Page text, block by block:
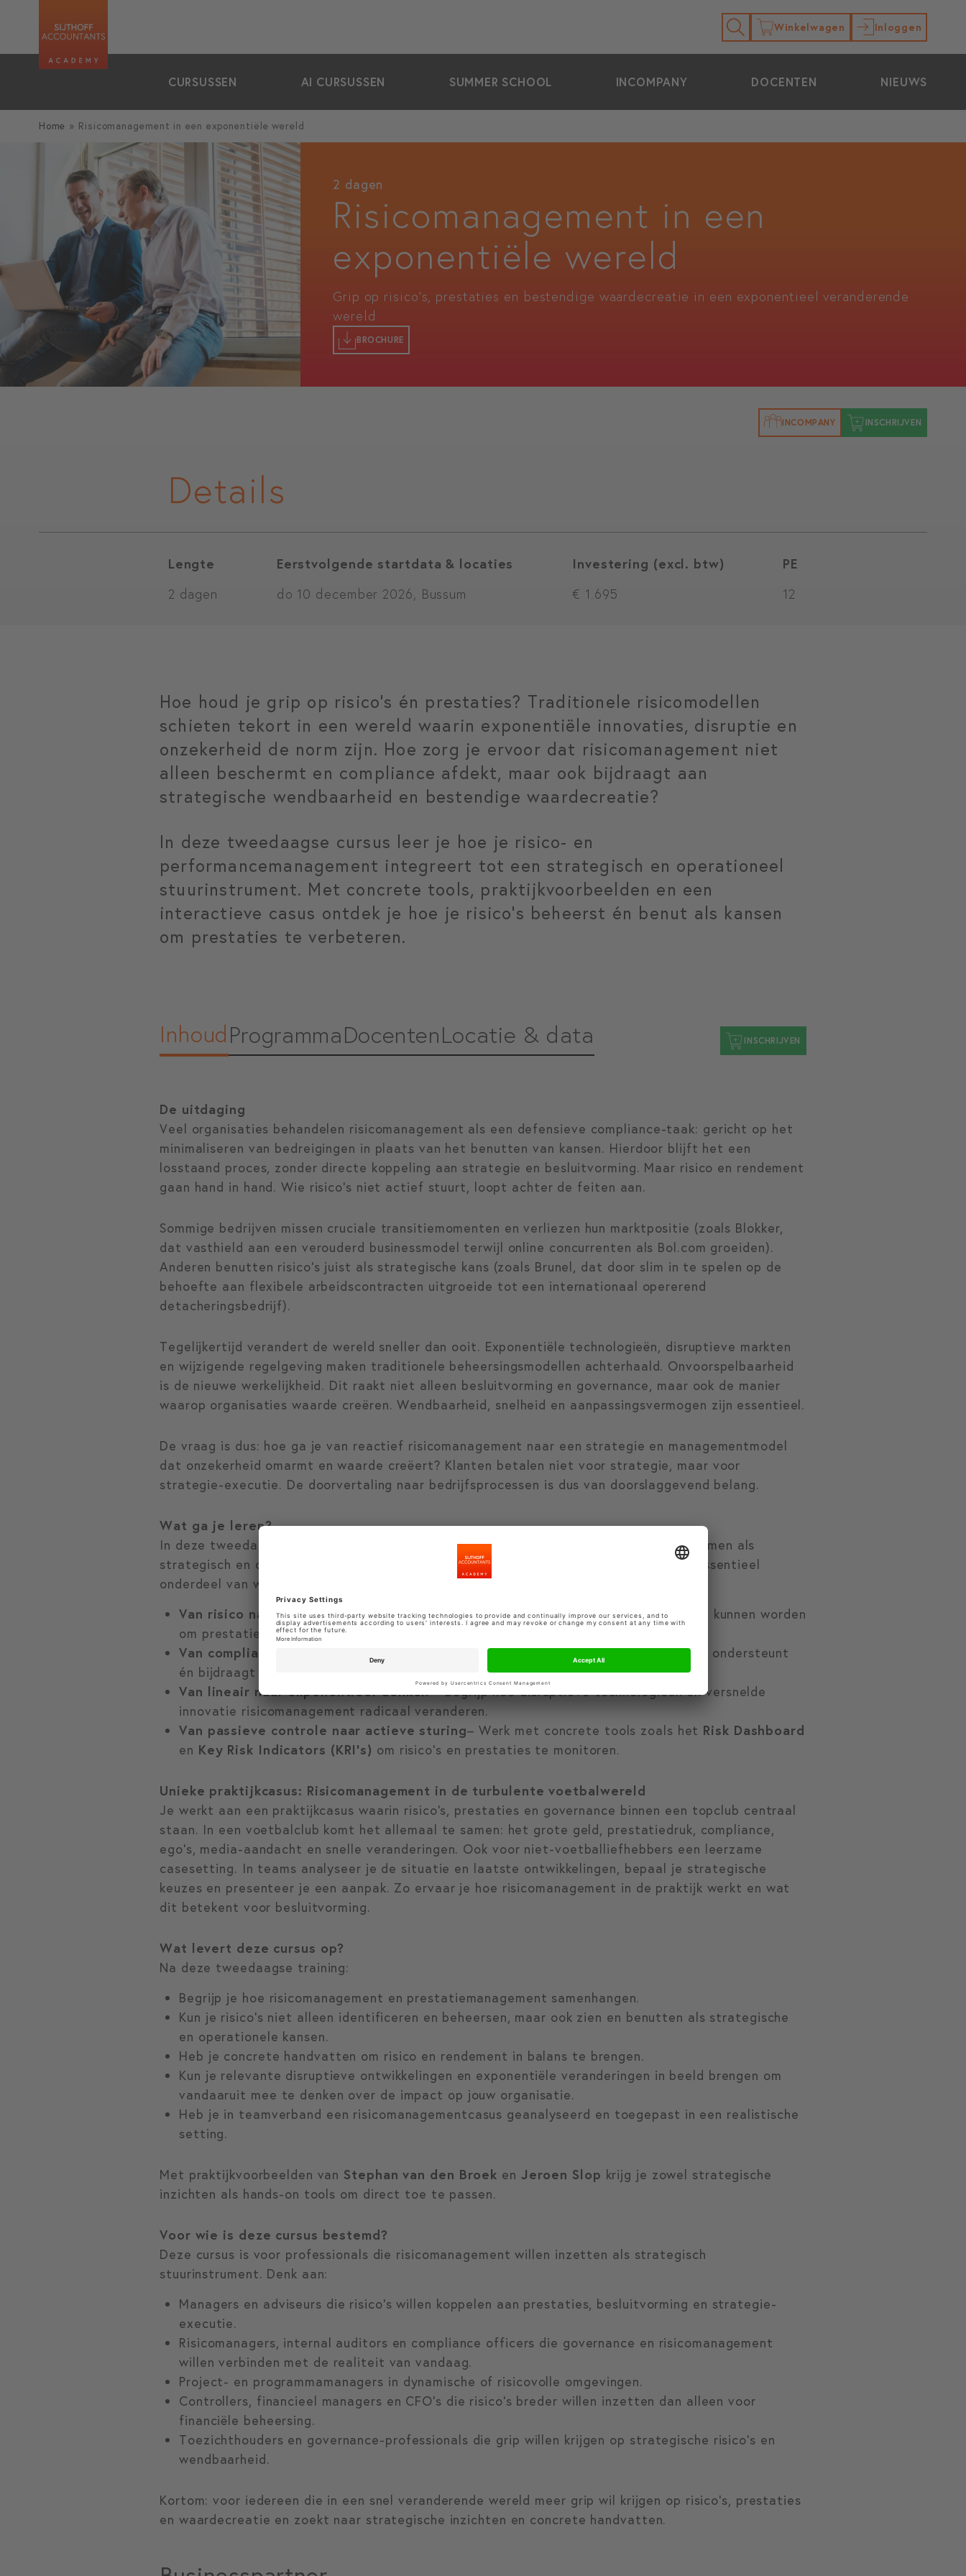
Winkelwagen Inloggen
CURSUSSEN AI CURSUSSEN SUMMER SCHOOL INCOMPANY DOCENTEN NIEUWS
Home » Risicomanagement in een exponentiële wereld
2 dagen
Risicomanagement in een
exponentiële wereld
Grip op risico’s, prestaties en bestendige waardecreatie in een exponentieel veranderende
wereld
BROCHURE
INCOMPANY INSCHRIJVEN
Details
Lengte
2 dagen
Eerstvolgende startdata & locaties
do 10 december 2026, Bussum
Investering (excl. btw)
€ 1.695
PE
12
Hoe houd je grip op risico’s én prestaties? Traditionele risicomodellen
schieten tekort in een wereld waarin exponentiële innovaties, disruptie en
onzekerheid de norm zijn. Hoe zorg je ervoor dat risicomanagement niet
alleen beschermt en compliance afdekt, maar ook bijdraagt aan
strategische wendbaarheid en bestendige waardecreatie?
In deze tweedaagse cursus leer je hoe je risico- en
performancemanagement integreert tot een strategisch en operationeel
stuurinstrument. Met concrete tools, praktijkvoorbeelden en een
interactieve casus ontdek je hoe je risico’s beheerst én benut als kansen
om prestaties te verbeteren.
InhoudProgrammaDocentenLocatie & data INSCHRIJVEN
De uitdaging
Veel organisaties behandelen risicomanagement als een defensieve compliance-taak: gericht op het
minimaliseren van bedreigingen in plaats van het benutten van kansen. Hierdoor blijft het een
losstaand proces, zonder directe koppeling aan strategie en besluitvorming. Maar risico en rendement
gaan hand in hand. Wie risico’s niet actief stuurt, loopt achter de feiten aan.
Sommige bedrijven missen cruciale transitiemomenten en verliezen hun marktpositie (zoals Blokker,
dat vasthield aan een verouderd businessmodel terwijl online concurrenten als Bol.com groeiden).
Anderen benutten risico’s juist als strategische kans (zoals Brunel, dat door slim in te spelen op de
behoefte aan flexibele arbeidscontracten uitgroeide tot een internationaal opererend
detacheringsbedrijf).
Tegelijkertijd verandert de wereld sneller dan ooit. Exponentiële technologieën, disruptieve markten
en wijzigende regelgeving maken traditionele beheersingsmodellen achterhaald. Onvoorspelbaarheid
is de nieuwe werkelijkheid. Dit raakt niet alleen besluitvorming en governance, maar ook de manier
waarop organisaties waarde creëren. Wendbaarheid, snelheid en aanpassingsvermogen zijn essentieel.
De vraag is dus: hoe ga je van reactief risicomanagement naar een strategie en managementmodel
dat onzekerheid omarmt en waarde creëert? Klanten betalen niet voor strategie, maar voor
strategie-executie. De doorvertaling naar bedrijfsprocessen is dus van doorslaggevend belang.
Wat ga je leren?
In deze tweedaagse cursus ontdek je hoe risico- en performancemanagement samenkomen als
strategisch en operationeel stuurinstrument. Geen losstaande beheersing, maar een essentieel
onderdeel van wendbaar en toekomstbestendig ondernemen.
Van risico naar rendement– Leer hoe risico’s niet alleen beheerst, maar ook benut kunnen worden
om prestaties te verbeteren.
Van compliance naar strategische impact
– Ontwikkel een aanpak die governance ondersteunt
én bijdraagt aan strategische doelen.
Van lineair naar exponentieel denken– Begrijp hoe disruptieve technologieën en versnelde
innovatie risicomanagement radicaal veranderen.
Van passieve controle naar actieve sturing– Werk met concrete tools zoals het Risk Dashboard
en Key Risk Indicators (KRI’s) om risico’s en prestaties te monitoren.
Unieke praktijkcasus: Risicomanagement in de turbulente voetbalwereld
Je werkt aan een praktijkcasus waarin risico’s, prestaties en governance binnen een topclub centraal
staan. In een voetbalclub komt het allemaal te samen: het grote geld, prestatiedruk, compliance,
ego’s, media-aandacht en snelle veranderingen. Ook voor niet-voetballiefhebbers een leerzame
casesetting. In teams analyseer je de situatie en laatste ontwikkelingen, bepaal je strategische
keuzes en presenteer je een aanpak. Zo ervaar je hoe risicomanagement in de praktijk werkt en wat
dit betekent voor besluitvorming.
Wat levert deze cursus op?
Na deze tweedaagse training:
Begrijp je hoe risicomanagement en prestatiemanagement samenhangen.
Kun je risico’s niet alleen identificeren en beheersen, maar ook zien en benutten als strategische
en operationele kansen.
Heb je concrete handvatten om risico en rendement in balans te brengen.
Kun je relevante disruptieve ontwikkelingen en exponentiële veranderingen in beeld brengen om
vandaaruit mee te denken over de impact op jouw organisatie.
Heb je in teamverband een risicomanagementcasus geanalyseerd en toegepast in een realistische
setting.
Met praktijkvoorbeelden van Stephan van den Broek en Jeroen Slop krijg je zowel strategische
inzichten als hands-on tools om direct toe te passen.
Voor wie is deze cursus bestemd?
Deze cursus is voor professionals die risicomanagement willen inzetten als strategisch
stuurinstrument. Denk aan:
Managers en adviseurs die risico’s willen koppelen aan prestaties, besluitvorming en strategie-
executie.
Risicomanagers, internal auditors en compliance officers die governance en risicomanagement
willen verbinden met de realiteit van vandaag.
Project- en programmamanagers in dynamische of risicovolle omgevingen.
Controllers, financieel managers en CFO’s die risico’s breder willen inzetten dan alleen voor
financiële beheersing.
Toezichthouders en governance-professionals die grip willen krijgen op strategische risico’s en
wendbaarheid.
Kortom: voor iedereen die in een snel veranderende wereld meer grip wil krijgen op risico’s, prestaties
en waardecreatie en zoekt naar strategische inzichten en concrete handvatten.